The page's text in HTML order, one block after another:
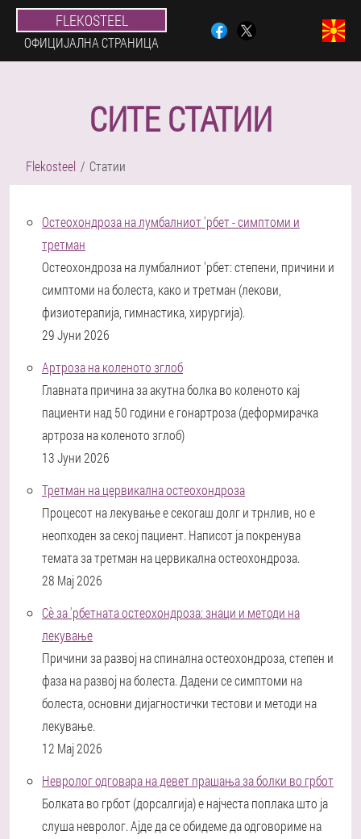
FLEKOSTEEL
ОФИЦИЈАЛНА СТРАНИЦА
СИТЕ СТАТИИ
Flekosteel Статии
Остеохондроза на лумбалниот 'рбет - симптоми и
третман
Остеохондроза на лумбалниот 'рбет: степени, причини и
симптоми на болеста, како и третман (лекови,
физиотерапија, гимнастика, хирургија).
29 Јуни 2026
Артроза на коленото зглоб
Главната причина за акутна болка во коленото кај
пациенти над 50 години е гонартроза (деформирачка
артроза на коленото зглоб)
13 Јуни 2026
Третман на цервикална остеохондроза
Процесот на лекување е секогаш долг и трнлив, но е
неопходен за секој пациент. Написот ја покренува
темата за третман на цервикална остеохондроза.
28 Мај 2026
Сè за 'рбетната остеохондроза: знаци и методи на
лекување
Причини за развој на спинална остеохондроза, степен и
фаза на развој на болеста. Дадени се симптоми на
болеста, основни дијагностички тестови и методи на
лекување.
12 Мај 2026
Невролог одговара на девет прашања за болки во грбот
Болката во грбот (дорсалгија) е најчеста поплака што ја
слуша невролог. Ајде да се обидеме да одговориме на